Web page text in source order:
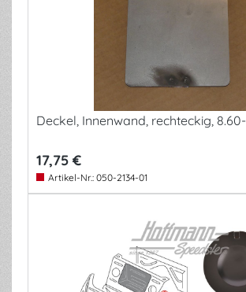
Deckel, Innenwand, rechteckig, 8.60-
17,75 €
Artikel-Nr.: 050-2134-01